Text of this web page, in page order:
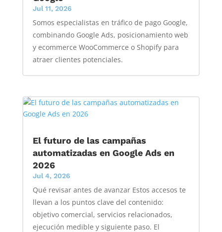
Jul 11, 2026
Somos especialistas en tráfico de pago Google,
combinando Google Ads, posicionamiento web
y ecommerce WooCommerce o Shopify para
atraer clientes potenciales.
El futuro de las campañas
automatizadas en Google Ads en
2026
Jul 4, 2026
Qué revisar antes de avanzar Estos accesos te
llevan a los puntos clave del contenido:
objetivo comercial, servicios relacionados,
ejecución medible y siguiente paso. El